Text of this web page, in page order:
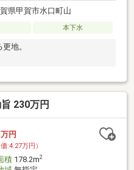
県甲賀市水口町山
本下水
地。
230万円
万円
価:4.27万円）
積178.2m2